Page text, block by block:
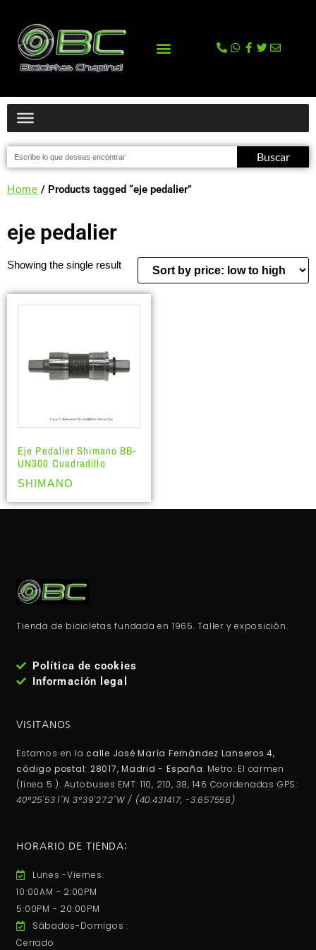
Buscar
Home / Products tagged “eje pedalier”
eje pedalier
Showing the single result
Eje Pedalier Shimano BB-
UN300 Cuadradillo
SHIMANO
Tienda de bicicletas fundada en 1965. Taller y exposición.
Política de cookies
Información legal
VISITANOS
Estamos en la calle José María Fernández Lanseros 4,
código postal: 28017, Madrid - España. Metro: El carmen
(línea 5 ). Autobuses EMT: 110, 210, 38, 146 Coordenadas GPS:
40°25'53.1"N 3°39'27.2"W / (40.431417, -3.657556)
HORARIO DE TIENDA:
Lunes -Viernes:
10:00AM - 2:00PM
5:00PM - 20:00PM
Sábados-Domigos :
Cerrado